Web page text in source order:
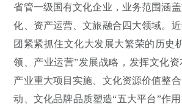
省管一级国有文化企业，业务范围涵
化、资产运营、文旅融合四大领域。
团紧紧抓住文化大发展大繁荣的历史
领、产业运营”发展战略，发挥文化
产业重大项目实施、文化资源价值整
动、文化品牌品质塑造“五大平台”作